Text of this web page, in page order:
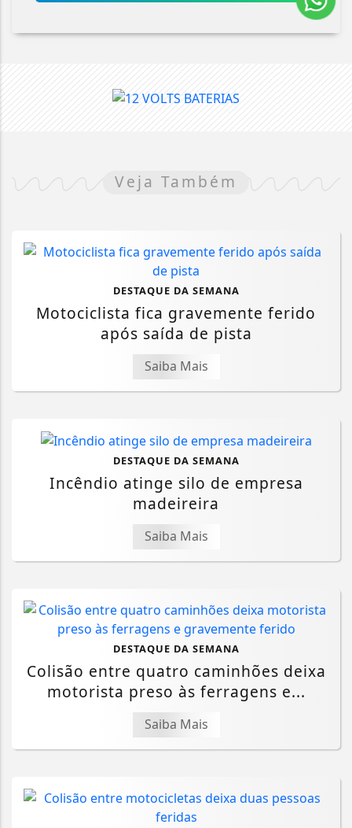
Veja Também
DESTAQUE DA SEMANA
Motociclista fica gravemente ferido
após saída de pista
Saiba Mais
DESTAQUE DA SEMANA
Incêndio atinge silo de empresa
madeireira
Saiba Mais
DESTAQUE DA SEMANA
Colisão entre quatro caminhões deixa
motorista preso às ferragens e...
Saiba Mais